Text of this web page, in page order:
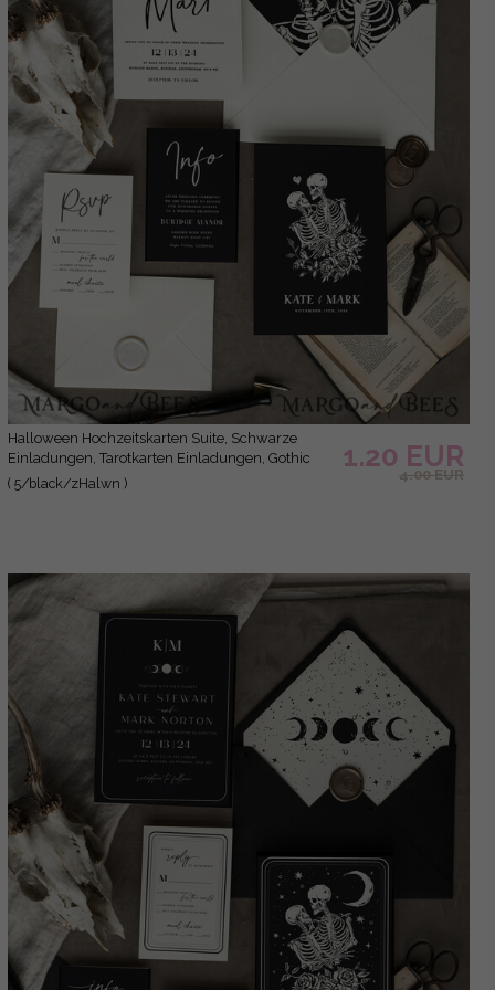
Halloween Hochzeitskarten Suite, Schwarze
Einladungen, Tarotkarten Einladungen, Gothic
Hochzeitskarten, Das Liebespaar Skelett
( 5/black/zHalwn )
1.20 EUR
4.00 EUR